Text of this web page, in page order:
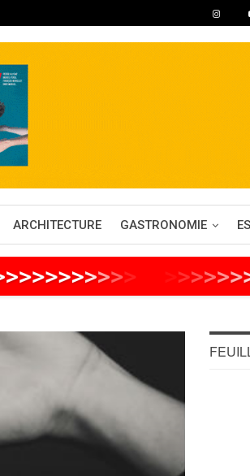
ARCHITECTURE GASTRONOMIE
>>>>>>>>>> >>>>>>